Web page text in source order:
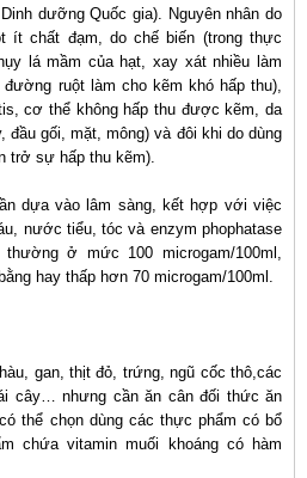
dưỡng Quốc gia). Nguyên nhân do
ít chất đạm, do chế biến (trong thực
lá mầm của hạt, xay xát nhiều làm
ruột làm cho kẽm khó hấp thu),
cơ thể không hấp thu được kẽm, da
đầu gối, mặt, mông) và đôi khi do dùng
trở sự hấp thu kẽm).
dựa vào lâm sàng, kết hợp với việc
nước tiểu, tóc và enzym phophatase
ở mức 100 microgam/100ml,
hay thấp hơn 70 microgam/100ml.
gan, thịt đỏ, trứng, ngũ cốc thô,các
cây… nhưng cần ăn cân đối thức ăn
thể chọn dùng các thực phẩm có bổ
chứa vitamin muối khoáng có hàm